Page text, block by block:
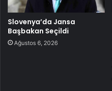
Slovenya’da Jansa
Başbakan Seçildi
Ağustos 6, 2026